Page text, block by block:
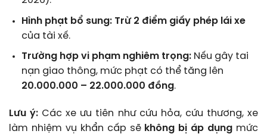
Hình phạt bổ sung: Trừ 2 điểm giấy phép lái xe
của tài xế.
Trường hợp vi phạm nghiêm trọng:Nếu gây tai
nạn giao thông, mức phạt có thể tăng lên
20.000.000 – 22.000.000 đồng.
Lưu ý: Các xe ưu tiên như cứu hỏa, cứu thương, xe
làm nhiệm vụ khẩn cấp sẽ không bị áp dụng mức